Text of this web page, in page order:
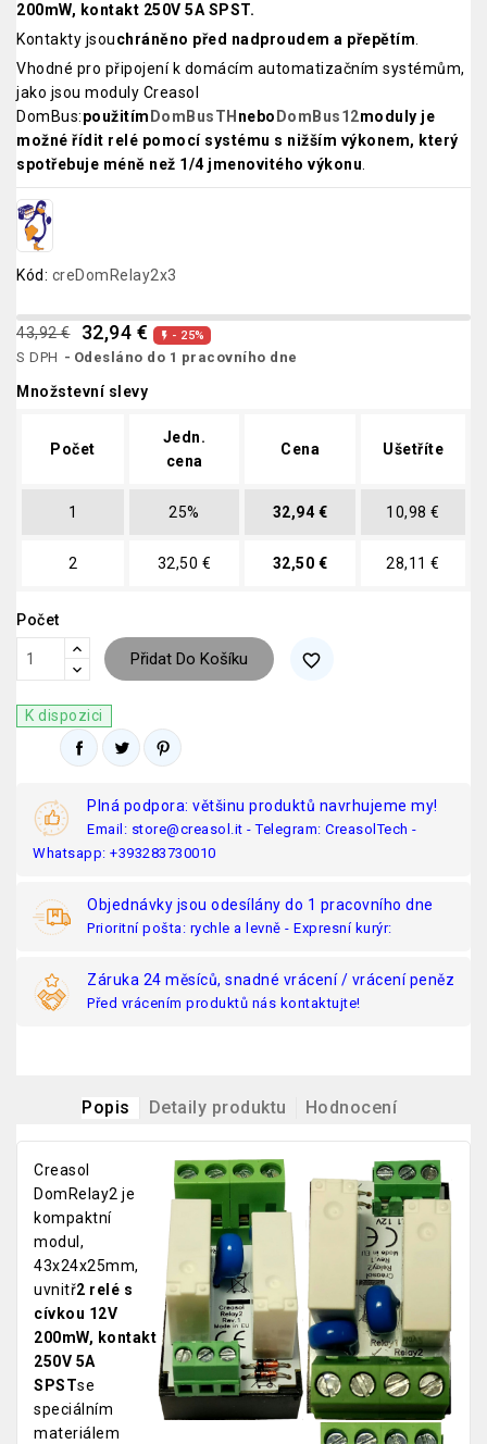
200mW, kontakt 250V 5A SPST.
Kontakty jsouchráněno před nadproudem a přepětím.
Vhodné pro připojení k domácím automatizačním systémům,
jako jsou moduly Creasol
DomBus:použitím DomBusTH nebo DomBus12moduly je
možné řídit relé pomocí systému s nižším výkonem, který
spotřebuje méně než 1/4 jmenovitého výkonu.
Kód: creDomRelay2x3
43,92 € 32,94 €  - 25%
S DPH Odesláno do 1 pracovního dne
Množstevní slevy
Počet
Jedn.
cena
Cena Ušetříte
1 25% 32,94 € 10,98 €
2 32,50 € 32,50 € 28,11 €
Počet
Přidat Do Košíku favorite_border
K dispozici
Plná podpora: většinu produktů navrhujeme my!
Email: store@creasol.it - Telegram: CreasolTech -
Whatsapp: +393283730010
Objednávky jsou odesílány do 1 pracovního dne
Prioritní pošta: rychle a levně - Expresní kurýr:
Záruka 24 měsíců, snadné vrácení / vrácení peněz
Před vrácením produktů nás kontaktujte!
Popis Detaily produktu Hodnocení
Creasol
DomRelay2 je
kompaktní
modul,
43x24x25mm,
uvnitř2 relé s
cívkou 12V
200mW, kontakt
250V 5A
SPSTse
speciálním
materiálem